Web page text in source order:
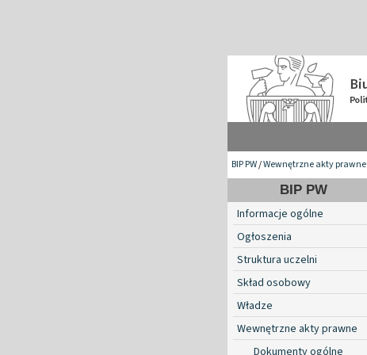
BIP PW/Wewnętrzne akty prawne
BIP PW
Informacje ogólne
Ogłoszenia
Struktura uczelni
Skład osobowy
Władze
Wewnętrzne akty prawne
Dokumenty ogólne